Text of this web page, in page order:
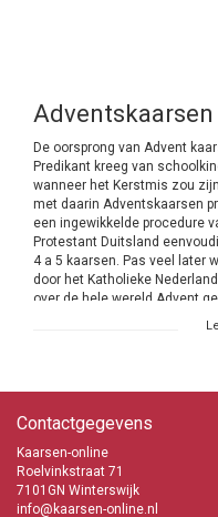
Adventskaarsen
De oorsprong van Advent
Predikant kreeg van
wanneer het Kerstmis zou
met daarin Adventskaarsen
een ingewikkelde procedure
Protestant Duitsland
4 a 5 kaarsen. Pas veel later
door het Katholieke
over de hele wereld Advent
bij de Advent viering niet het
een ieder het op zijn eigen
juist weinig. Mensen met een
mogelijkheid om mee te doen
de keus uit 2 verschillende
kaarsen van 240/21 mm en
Contactgegevens
Kaarsen-online
Roelvinkstraat 71
7101GN Winterswijk
info@kaarsen-online.nl